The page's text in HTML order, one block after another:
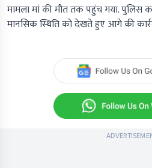
मामला मां की मौत तक पहुंच गया. पुलिस
मानसिक स्थिति को देखते हुए आगे की